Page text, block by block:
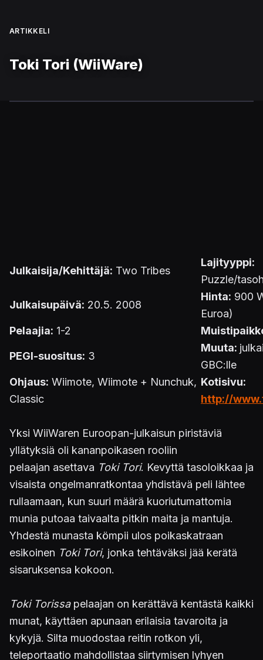
ARTIKKELI
Toki Tori (WiiWare)
Julkaisija/Kehittäjä: Two Tribes
Lajityyppi:
Puzzle/
Julkaisupäivä: 20.5. 2008
Hinta: 900
Euroa)
Pelaajia: 1-2
PEGI-suositus: 3
Muuta:
GBC:lle
Ohjaus: Wiimote, Wiimote + Nunchuk,
Classic
Kotisivu:
http://
Yksi WiiWaren Euroopan-julkaisun piristäviä
yllätyksiä oli kananpoikasen rooliin
pelaajan asettava Toki Tori. Kevyttä tasoloikkaa ja
visaista ongelmanratkontaa yhdistävä peli lähtee
rullaamaan, kun suuri määrä kuoriutumattomia
munia putoaa taivaalta pitkin maita ja mantuja.
Yhdestä munasta kömpii ulos poikaskatraan
esikoinen Toki Tori, jonka tehtäväksi jää kerätä
sisaruksensa kokoon.
Toki Torissapelaajan on kerättävä kentästä kaikki
munat, käyttäen apunaan erilaisia tavaroita ja
kykyjä. Silta muodostaa reitin rotkon yli,
teleportaatio mahdollistaa siirtymisen lyhyen